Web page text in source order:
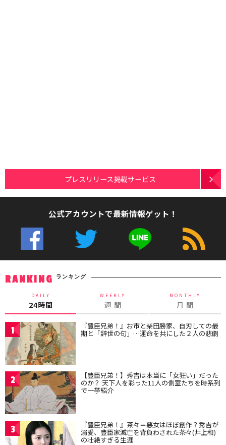
プレスリリース掲載サービス
公式アカウントで最新情報ゲット！
RANKING ランキング
DAILY
24時間
WEEKLY
週 間
MONTHLY
月 間
1 『豊臣兄弟！』お市と柴田勝家、自刃しての最
期と「辞世の句」…運命を共にした２人の悲劇
2 【豊臣兄弟！】秀吉は本当に「女狂い」だった
のか？ 天下人を彩った11人の側室たちを時系列
で一挙紹介
3 『豊臣兄弟！』茶々＝悪女はほぼ創作？秀吉が
溺愛、豊臣家滅亡を背負わされた茶々(井上和)
の壮絶すぎる生涯